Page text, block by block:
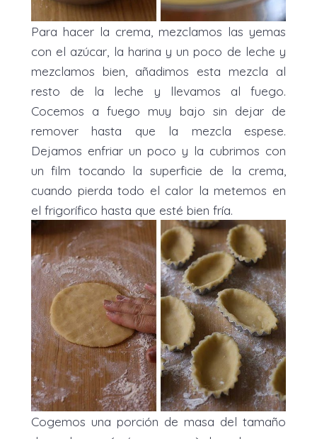
Para hacer la crema, mezclamos las yemas
con el azúcar, la harina y un poco de leche y
mezclamos bien, añadimos esta mezcla al
resto de la leche y llevamos al fuego.
Cocemos a fuego muy bajo sin dejar de
remover hasta que la mezcla espese.
Dejamos enfriar un poco y la cubrimos con
un film tocando la superficie de la crema,
cuando pierda todo el calor la metemos en
el frigorífico hasta que esté bien fría.
Cogemos una porción de masa del tamaño